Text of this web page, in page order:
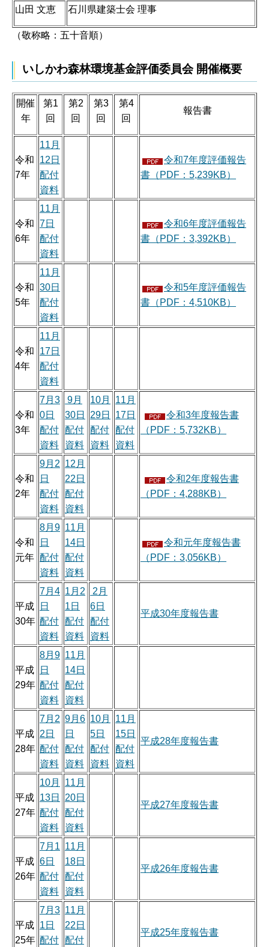
山田 文恵 石川県建築士会 理事
（敬称略：五十音順）
いしかわ森林環境基金評価委員会 開催概要
開催
年
第1
回
第2
回
第3
回
第4
回
報告書
令和
7年
11月
12日
配付
資料
令和7年度評価報告
書（PDF：5,239KB）
令和
6年
11月
7日
配付
資料
令和6年度評価報告
書（PDF：3,392KB）
令和
5年
11月
30日
配付
資料
令和5年度評価報告
書（PDF：4,510KB）
令和
4年
11月
17日
配付
資料
令和
3年
7月3
0日
配付
資料
9月
30日
配付
資料
10月
29日
配付
資料
11月
17日
配付
資料
令和3年度報告書
（PDF：5,732KB）
令和
2年
9月2
日
配付
資料
12月
22日
配付
資料
令和2年度報告書
（PDF：4,288KB）
令和
元年
8月9
日
配付
資料
11月
14日
配付
資料
令和元年度報告書
（PDF：3,056KB）
平成
30年
7月4
日
配付
資料
1月2
1日
配付
資料
2月
6日
配付
資料
平成30年度報告書
平成
29年
8月9
日
配付
資料
11月
14日
配付
資料
平成
28年
7月2
2日
配付
資料
9月6
日
配付
資料
10月
5日
配付
資料
11月
15日
配付
資料
平成28年度報告書
平成
27年
10月
13日
配付
資料
11月
20日
配付
資料
平成27年度報告書
平成
26年
7月1
6日
配付
資料
11月
18日
配付
資料
平成26年度報告書
平成
25年
7月3
1日
配付
11月
22日
配付
平成25年度報告書